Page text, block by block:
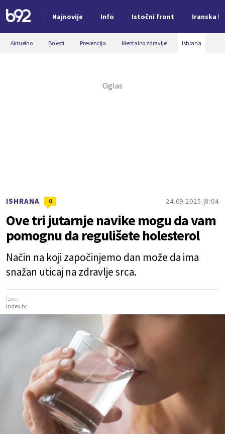
Najnovije Info Istočni front Iranska
Nova vest
Aktuelno Bolesti Prevencija Mentalno zdravlje Ishrana
ISHRANA 0 24.09.2025. 8:04
Ove tri jutarnje navike mogu da vam
pomognu da regulišete holesterol
Način na koji započinjemo dan može da ima
snažan uticaj na zdravlje srca.
Izvor:
Index.hr